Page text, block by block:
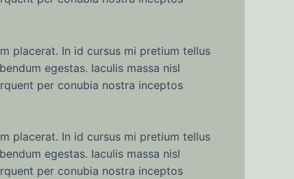
placerat. In id cursus mi pretium tellus
egestas. Iaculis massa nisl
per conubia nostra inceptos
placerat. In id cursus mi pretium tellus
egestas. Iaculis massa nisl
per conubia nostra inceptos